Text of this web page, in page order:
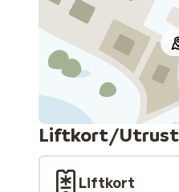
Liftkort/
Liftkort